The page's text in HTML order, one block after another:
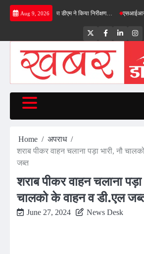
Skip
Aug 9, 2026
बाईपास का डीएम ने किया निरीक्षण… एसआईआर शिविरों
TwitterFacebook
Home
अपराध
शराब पीकर वाहन चलाना पड़ा भारी, नौ
जब्त
शराब पीकर वाहन चलाना पड़ा
चालको के वाहन व डी.एल
June 27, 2024 News Desk